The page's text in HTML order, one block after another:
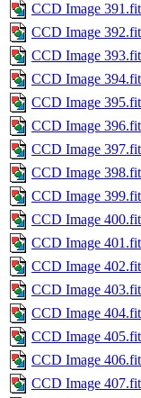
CCD Image 391.fit
CCD Image 392.fit
CCD Image 393.fit
CCD Image 394.fit
CCD Image 395.fit
CCD Image 396.fit
CCD Image 397.fit
CCD Image 398.fit
CCD Image 399.fit
CCD Image 400.fit
CCD Image 401.fit
CCD Image 402.fit
CCD Image 403.fit
CCD Image 404.fit
CCD Image 405.fit
CCD Image 406.fit
CCD Image 407.fit